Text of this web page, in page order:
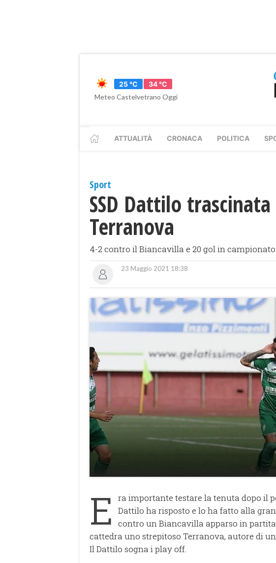
25 °C
34 °C
Meteo Castelvetrano Oggi
ATTUALITÀ CRONACA POLITICA
Sport
SSD Dattilo
Terranova
4-2 contro il Biancavilla e 20 gol in
23 Maggio 2021 18:38
E
ra importante testare la tenuta dopo il
Dattilo ha risposto e lo ha fatto alla
contro un Biancavilla apparso in partita
cattedra uno strepitoso Terranova, autore di
Il Dattilo sogna i play off.